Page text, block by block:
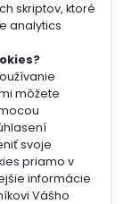
skriptov, ktoré
analytics
môžete
svoje
priamo v
informácie
Vášho